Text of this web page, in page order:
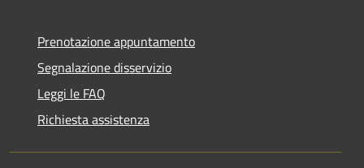
Prenotazione appuntamento
Segnalazione disservizio
Leggi le FAQ
Richiesta assistenza